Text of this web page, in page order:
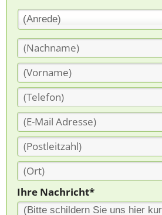
(Anrede)
Ihre Nachricht*